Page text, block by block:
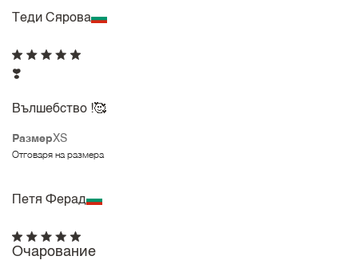
Теди Сярова
РазмерXS
Отговаря на размера
❣️
Вълшебство !🥰
Петя Ферад
Очарование